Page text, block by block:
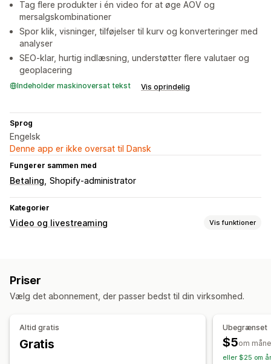
Tag flere produkter i én video for at øge AOV og
mersalgskombinationer
Spor klik, visninger, tilføjelser til kurv og konverteringer med
analyser
SEO-klar, hurtig indlæsning, understøtter flere valutaer og
geoplacering
Indeholder maskinoversat tekst Vis oprindelig
Sprog
Engelsk
Denne app er ikke oversat til Dansk
Fungerer sammen med
Betaling Shopify-administrator
Kategorier
Video og livestreaming Vis funktioner
Interaktiv video
Deling på sociale medier
Videowidget
Priser
Vælg det abonnement, der passer bedst til din virksomhed.
Altid gratis
Gratis
Ubegrænset
$5om
eller $25 om